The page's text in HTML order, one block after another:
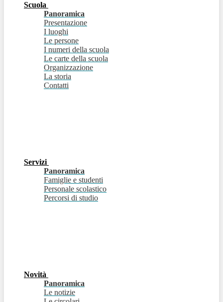
Scuola
Panoramica
Presentazione
I luoghi
Le persone
I numeri della scuola
Le carte della scuola
Organizzazione
La storia
Contatti
Servizi
Panoramica
Famiglie e studenti
Personale scolastico
Percorsi di studio
Novità
Panoramica
Le notizie